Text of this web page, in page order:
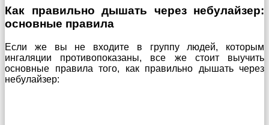
Как правильно дышать через небулайзер:
основные правила
Если же вы не входите в группу людей, которым
ингаляции противопоказаны, все же стоит выучить
основные правила того, как правильно дышать через
небулайзер: